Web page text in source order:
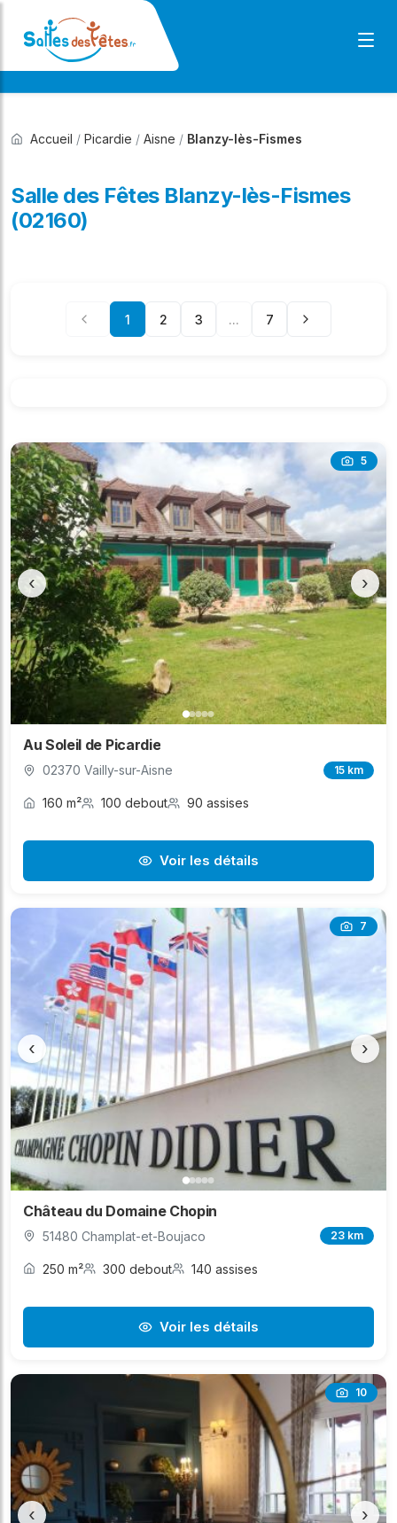
Accueil / Picardie / Aisne / Blanzy-lès-Fismes
Salle des Fêtes Blanzy-lès-Fismes
(02160)
1 2 3 ... 7
5
‹ ›
Au Soleil de Picardie
02370 Vailly-sur-Aisne 15 km
160 m² 100 debout 90 assises
Voir les détails
7
‹ ›
Château du Domaine Chopin
51480 Champlat-et-Boujaco 23 km
250 m² 300 debout 140 assises
Voir les détails
10
‹ ›